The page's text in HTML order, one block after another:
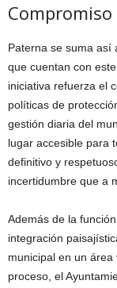
Paterna se suma así
que cuentan con
iniciativa refuerza el
políticas de
gestión diaria del
lugar accesible para
definitivo y
incertidumbre que a
Además de la
integración
municipal en un
proceso, el